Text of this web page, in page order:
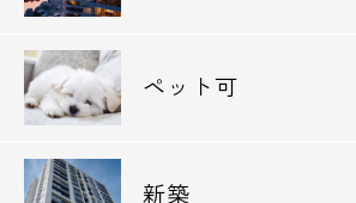
ペット可
新築